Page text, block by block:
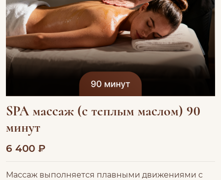
SPA массаж (с теплым маслом) 90
минут
6 400 ₽
Массаж выполняется плавными движениями с